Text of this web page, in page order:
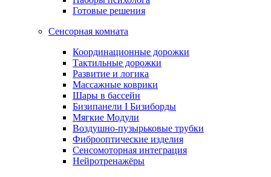
Готовые решения
Сенсорная комната
Координационные дорожки
Тактильные дорожки
Развитие и логика
Массажные коврики
Шары в бассейн
Бизипанели I Бизиборды
Мягкие Модули
Воздушно-пузырьковые трубки
Фиброоптические изделия
Сенсомоторная интеграция
Нейротренажёры